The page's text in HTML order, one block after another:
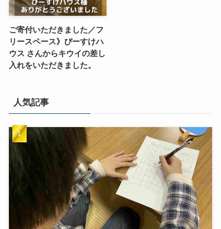
ご寄付いただきました／フ
リースペース》ぴーすけハ
ウス さんからキウイの差し
入れをいただきました。
人気記事